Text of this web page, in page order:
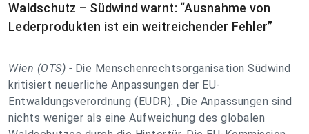
Waldschutz – Südwind warnt: “Ausnahme von
Lederprodukten ist ein weitreichender Fehler”
Wien (OTS) - Die Menschenrechtsorganisation Südwind
kritisiert neuerliche Anpassungen der EU-
Entwaldungsverordnung (EUDR). „Die Anpassungen sind
nichts weniger als eine Aufweichung des globalen